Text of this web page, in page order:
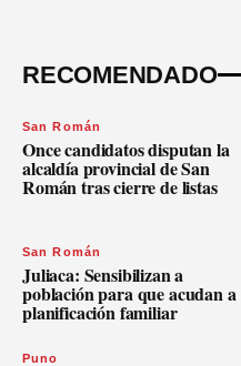
RECOMENDADO
San Román
Once candidatos disputan la
alcaldía provincial de San
Román tras cierre de listas
San Román
Juliaca: Sensibilizan a
población para que acudan a
planificación familiar
Puno